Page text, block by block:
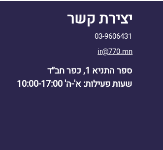
יצירת קשר
03-9606431
ir@770.mn
ספר התניא 1, כפר חב״ד
שעות פעילות: א'-ה' 10:00-17:00